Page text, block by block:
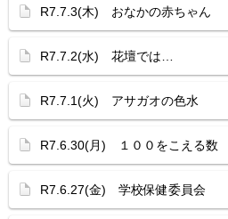
R7.7.3(木) おなかの赤ちゃん
R7.7.2(水) 花壇では…
R7.7.1(火) アサガオの色水
R7.6.30(月) １００をこえる数
R7.6.27(金) 学校保健委員会